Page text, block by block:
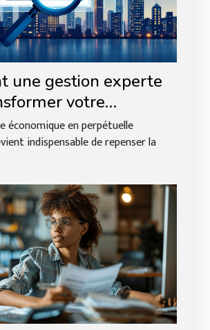
une gestion experte
votre
?
économique en perpétuelle
indispensable de repenser la